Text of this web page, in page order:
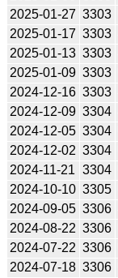
2025-01-27 3303
2025-01-17 3303
2025-01-13 3303
2025-01-09 3303
2024-12-16 3303
2024-12-09 3304
2024-12-05 3304
2024-12-02 3304
2024-11-21 3304
2024-10-10 3305
2024-09-05 3306
2024-08-22 3306
2024-07-22 3306
2024-07-18 3306